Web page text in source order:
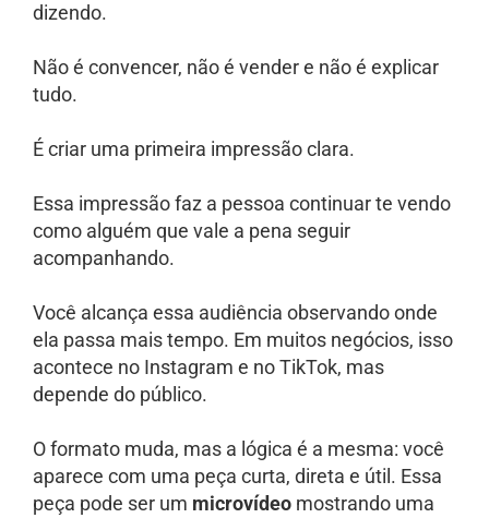
dizendo.
Não é convencer, não é vender e não é explicar
tudo.
É criar uma primeira impressão clara.
Essa impressão faz a pessoa continuar te vendo
como alguém que vale a pena seguir
acompanhando.
Você alcança essa audiência observando onde
ela passa mais tempo. Em muitos negócios, isso
acontece no Instagram e no TikTok, mas
depende do público.
O formato muda, mas a lógica é a mesma: você
aparece com uma peça curta, direta e útil. Essa
peça pode ser um microvídeomostrando uma